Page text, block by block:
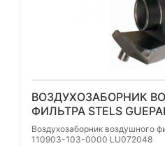
ВОЗДУХОЗАБОРНИК
ФИЛЬТРА STELS
Воздухозаборник воздушного
110903-103-0000 LU072048